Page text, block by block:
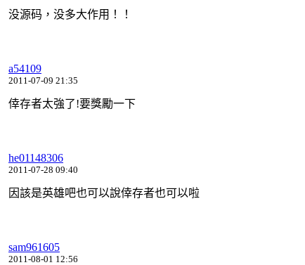
没源码，没多大作用！！
a54109
2011-07-09 21:35
倖存者太強了!要獎勵一下
he01148306
2011-07-28 09:40
因該是英雄吧也可以說倖存者也可以啦
sam961605
2011-08-01 12:56